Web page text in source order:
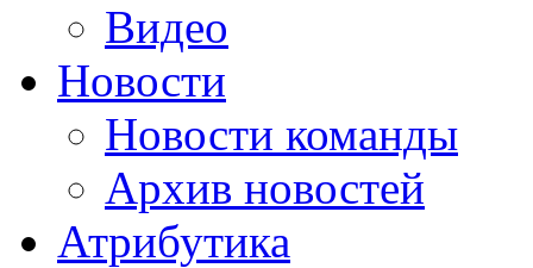
Видео
Новости
Новости команды
Архив новостей
Атрибутика